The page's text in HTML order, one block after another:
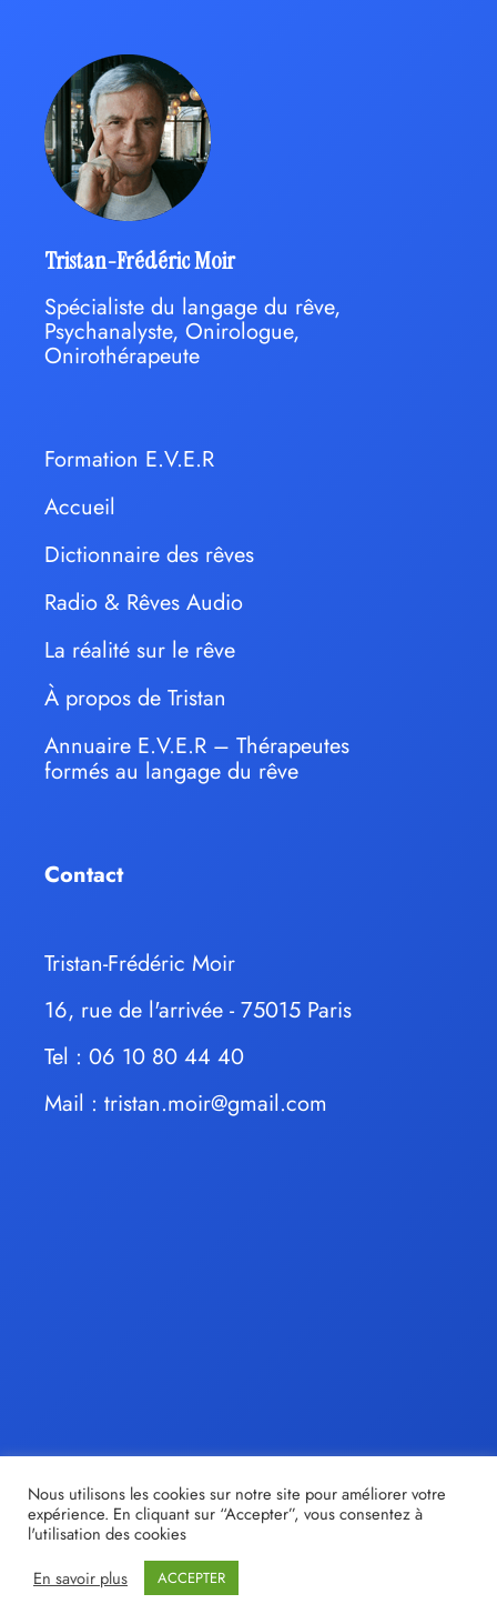
Tristan-Frédéric Moir
Spécialiste du langage du rêve,
Psychanalyste, Onirologue,
Onirothérapeute
Formation E.V.E.R
Accueil
Dictionnaire des rêves
Radio & Rêves Audio
La réalité sur le rêve
À propos de Tristan
Annuaire E.V.E.R – Thérapeutes
formés au langage du rêve
Contact
Tristan-Frédéric Moir
16, rue de l'arrivée - 75015 Paris
Tel : 06 10 80 44 40
Mail : tristan.moir@gmail.com
© tristan-moir.fr |Share out
Nous utilisons les cookies sur notre site pour améliorer votre
expérience. En cliquant sur “Accepter”, vous consentez à
l'utilisation des cookies
En savoir plus
ACCEPTER